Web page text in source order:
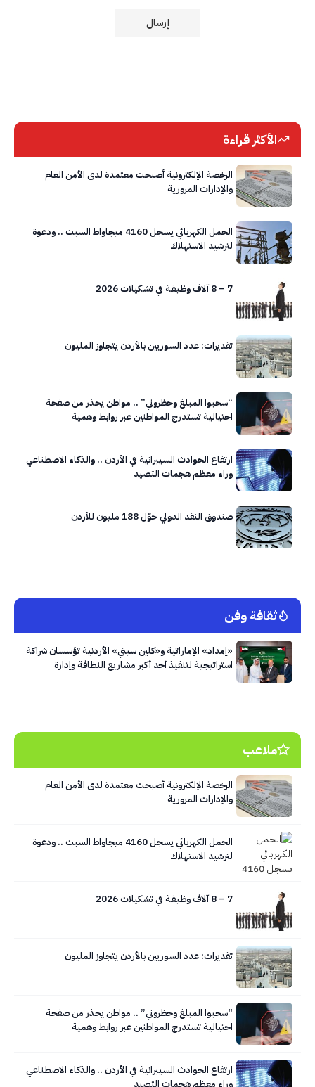
الأكثر قراءة
الرخصة الإلكترونية أصبحت معتمدة لدى الأمن العام
والإدارات المرورية
الحمل الكهربائي يسجل 4160 ميجاواط السبت .. ودعوة
لترشيد الاستهلاك
7 – 8 آلاف وظـيـفـة في تشكيلات 2026
تقديرات: عدد السوريين بالأردن يتجاوز المليون
“سحبوا المبلغ وحظروني” .. مواطن يحذر من صفحة
احتيالية تستدرج المواطنين عبر روابط وهمية
ارتفاع الحوادث السيبرانية في الأردن .. والذكاء الاصطناعي
وراء معظم هجمات التصيد
صندوق النقد الدولي حوّل 188 مليون للأردن
ثقافة وفن
«إمداد» الإماراتية و«كلين سيتي» الأردنية تؤسسان شراكة
استراتيجية لتنفيذ أحد أكبر مشاريع النظافة وإدارة
ملاعب
الرخصة الإلكترونية أصبحت معتمدة لدى الأمن العام
والإدارات المرورية
الحمل الكهربائي يسجل 4160 ميجاواط السبت .. ودعوة
لترشيد الاستهلاك
7 – 8 آلاف وظـيـفـة في تشكيلات 2026
تقديرات: عدد السوريين بالأردن يتجاوز المليون
“سحبوا المبلغ وحظروني” .. مواطن يحذر من صفحة
احتيالية تستدرج المواطنين عبر روابط وهمية
ارتفاع الحوادث السيبرانية في الأردن .. والذكاء الاصطناعي
وراء معظم هجمات التصيد